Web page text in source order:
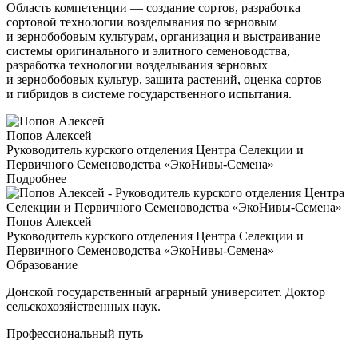
Область компетенции — создание сортов, разработка
сортовой технологии возделывания по зерновым
и зернобобовым культурам, организация и выстраивание
системы оригинального и элитного семеноводства,
разработка технологии возделывания зерновых
и зернобобовых культур, защита растений, оценка сортов
и гибридов в системе государственного испытания.
Попов Алексей
Руководитель курского отделения Центра Селекции и
Первичного Семеноводства «ЭкоНивы-Семена»
Подробнее
Попов Алексей
Руководитель курского отделения Центра Селекции и
Первичного Семеноводства «ЭкоНивы-Семена»
Образование
Донской государственный аграрный университет. Доктор
сельскохозяйственных наук.
Профессиональный путь